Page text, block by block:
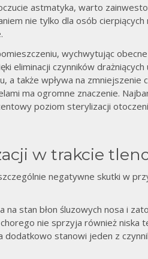
astmatyka, warto
nie tylko dla osób cierpiących
wychwytując
eliminacji czynników
a także wpływa na
ma ogromne znaczenie.
poziom sterylizacji
w trakcie
negatywne skutki w
stan błon śluzowych nosa i
nie sprzyja również niska
stanowi jeden z